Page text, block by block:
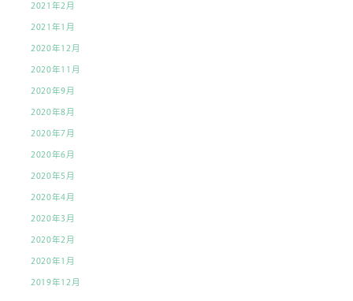
2021年2月
2021年1月
2020年12月
2020年11月
2020年9月
2020年8月
2020年7月
2020年6月
2020年5月
2020年4月
2020年3月
2020年2月
2020年1月
2019年12月